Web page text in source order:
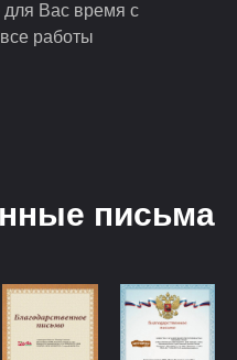
Вас время с
работы
письма